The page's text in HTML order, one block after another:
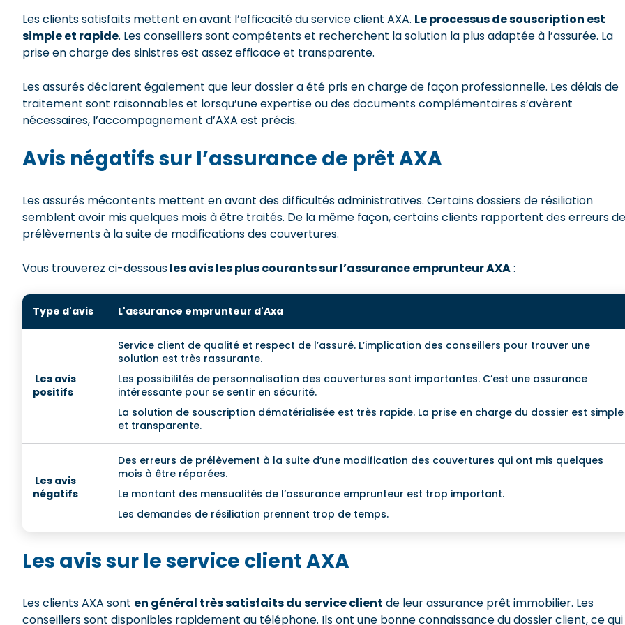
Les clients satisfaits mettent en avant l’efficacité du service client AXA. Le processus de souscription est
simple et rapide. Les conseillers sont compétents et recherchent la solution la plus adaptée à l’assurée. La
prise en charge des sinistres est assez efficace et transparente.
Les assurés déclarent également que leur dossier a été pris en charge de façon professionnelle. Les délais de
traitement sont raisonnables et lorsqu’une expertise ou des documents complémentaires s’avèrent
nécessaires, l’accompagnement d’AXA est précis.
Avis négatifs sur l’assurance de prêt AXA
Les assurés mécontents mettent en avant des difficultés administratives. Certains dossiers de résiliation
semblent avoir mis quelques mois à être traités. De la même façon, certains clients rapportent des erreurs de
prélèvements à la suite de modifications des couvertures.
Vous trouverez ci-dessousles avis les plus courants sur l’assurance emprunteur AXA:
Type d'avis L'assurance emprunteur d'Axa
Les avis
positifs
Service client de qualité et respect de l’assuré. L’implication des conseillers pour trouver une
solution est très rassurante.
Les possibilités de personnalisation des couvertures sont importantes. C’est une assurance
intéressante pour se sentir en sécurité.
La solution de souscription dématérialisée est très rapide. La prise en charge du dossier est simple
et transparente.
Les avis
négatifs
Des erreurs de prélèvement à la suite d’une modification des couvertures qui ont mis quelques
mois à être réparées.
Le montant des mensualités de l’assurance emprunteur est trop important.
Les demandes de résiliation prennent trop de temps.
Les avis sur le service client AXA
Les clients AXA sont en général très satisfaits du service client de leur assurance prêt immobilier. Les
conseillers sont disponibles rapidement au téléphone. Ils ont une bonne connaissance du dossier client, ce qui